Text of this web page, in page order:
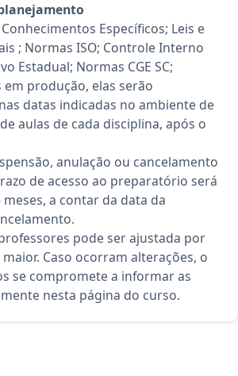
Específicos; Leis e
; Normas ISO; Controle Interno
Estadual; Normas CGE SC;
produção, elas serão
datas indicadas no ambiente de
aulas de cada disciplina, após o
anulação ou cancelamento
de acesso ao preparatório será
a contar da data da
pode ser ajustada por
Caso ocorram alterações, o
se compromete a informar as
nesta página do curso.